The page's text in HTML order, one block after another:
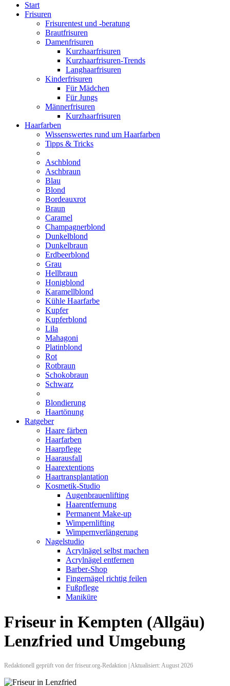
Start
Frisuren
Frisurentest und -beratung
Brautfrisuren
Damenfrisuren
Kurzhaarfrisuren
Kurzhaarfrisuren-Trends
Langhaarfrisuren
Kinderfrisuren
Für Mädchen
Für Jungs
Männerfrisuren
Kurzhaarfrisuren
Haarfarben
Wissenswertes rund um Haarfarben
Tipps & Tricks
Aschblond
Aschbraun
Blau
Blond
Bordeauxrot
Braun
Caramel
Champagnerblond
Dunkelblond
Dunkelbraun
Erdbeerblond
Grau
Hellbraun
Honigblond
Karamellblond
Kühle Haarfarbe
Kupfer
Kupferblond
Lila
Mahagoni
Platinblond
Rot
Rotbraun
Schokobraun
Schwarz
Blondierung
Haartönung
Ratgeber
Haare färben
Haarfarben
Haarpflege
Haarausfall
Haarextentions
Haartransplantation
Kosmetik-Studio
Augenbrauenlifting
Haarentfernung
Permanent Make-up
Wimpernlifting
Wimpernverlängerung
Nagelstudio
Acrylnägel selbst machen
Acrylnägel entfernen
Barber-Shop
Fingernägel richtig feilen
Fußpflege
Maniküre
Friseur in Kempten (Allgäu)
Lenzfried und Umgebung
Redaktionell geprüft von der friseur.org-Redaktion | Aktualisiert: August 2026